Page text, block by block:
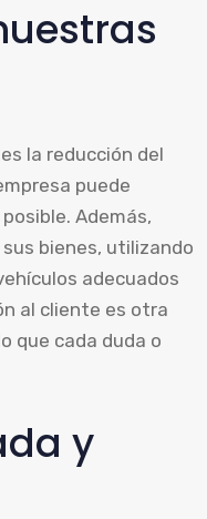
la reducción del
puede
Además,
bienes, utilizando
adecuados
al cliente es otra
que cada duda o
y